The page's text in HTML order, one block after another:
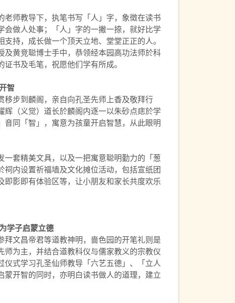
老师教导下，执笔书写「人」字，象徵在读书
会做人处事；「人」字的一撇一捺，就好比学
支持，成长做一个顶天立地、堂堂正正的人。
及黄竞聪博士手中，恭领经本园高功法师於科
书及毛笔，祝愿他们学有所成。
智
移步到麟阁，亲自向孔圣先师上香及敬拜行
辉（义觉）道长於麟阁内逐一以朱砂点痣於学
音同「智」，寓意为孩童开启智慧，从此眼明
一套精美文具，以及一把寓意聪明勤力的「葱
祠内设置祈福墙及文化摊位活动，包括宣纸团
即影即有体验区等，让小朋友和家长共度欢乐
学子启蒙立德
拜文昌帝君等道教神明，啬色园的开笔礼则是
师为主，并结合道教科仪与儒家教义的宗教仪
仪式学习孔圣仙师教导「六艺五德」、「立人
蒙开智的同时，亦明白读书做人的道理，建立